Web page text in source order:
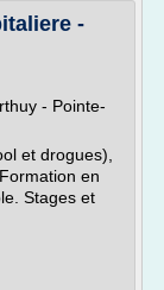
-
- Pointe-
et drogues),
en
Stages et